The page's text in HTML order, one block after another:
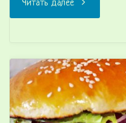
Читать далее
овощами,
колбасой
и